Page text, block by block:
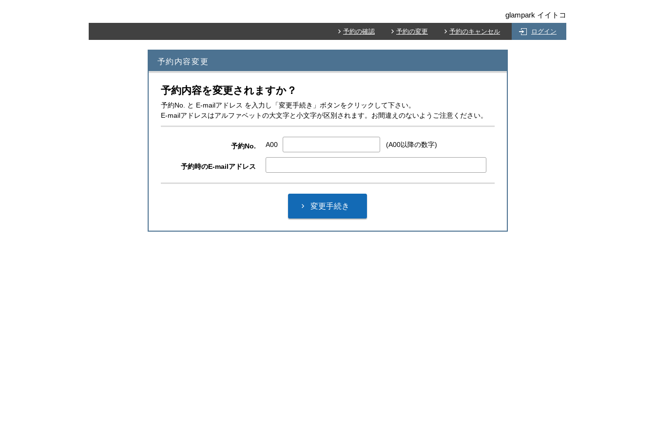
glampark イイトコ
予約の確認 予約の変更 予約のキャンセル ログイン
予約内容変更
予約内容を変更されますか？
予約No. と E-mailアドレス を入力し「変更手続き」ボタンをクリックして下さい。
E-mailアドレスはアルファベットの大文字と小文字が区別されます。お間違えのないようご注意ください。
予約No. A00 (A00以降の数字)
予約時のE-mailアドレス